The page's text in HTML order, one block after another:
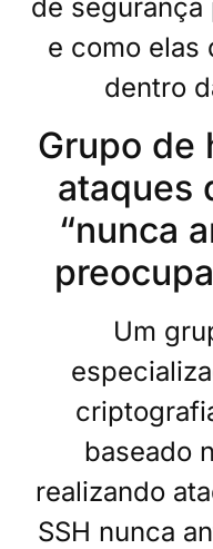
de segurança
e como elas
dentro
Grupo de
ataques
“nunca
Um
baseado
realizando
SSH nunca